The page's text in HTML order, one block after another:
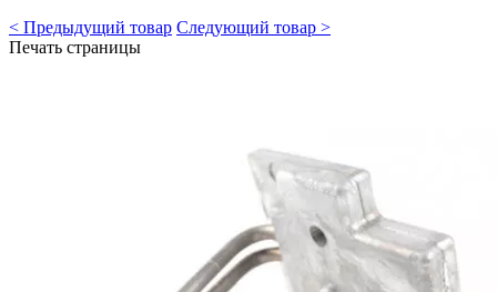
< Предыдущий товар Следующий товар >
Печать страницы